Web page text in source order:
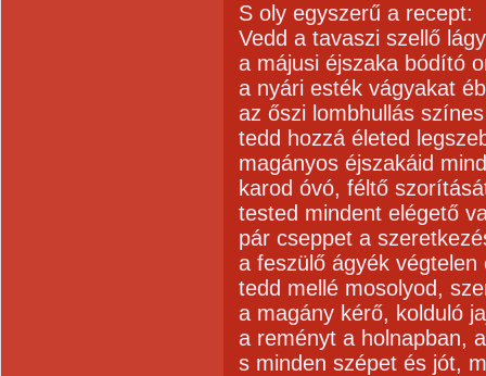
S oly egyszerű a recept:
Vedd a tavaszi szellő
a májusi éjszaka bódító
a nyári esték vágyakat
az őszi lombhullás
tedd hozzá életed
magányos éjszakáid
karod óvó, féltő
tested mindent elégető
pár cseppet a
a feszülő ágyék végtelen
tedd mellé mosolyod,
a magány kérő, kolduló
a reményt a holnapban,
s minden szépet és jót,